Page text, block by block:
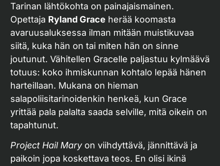
Tarinan lähtökohta on painajaismainen.
Opettaja Ryland Grace herää koomasta
avaruusaluksessa ilman mitään muistikuvaa
siitä, kuka hän on tai miten hän on sinne
joutunut. Vähitellen Gracelle paljastuu kylmäävä
totuus: koko ihmiskunnan kohtalo lepää hänen
harteillaan. Mukana on hieman
salapoliisitarinoidenkin henkeä, kun Grace
yrittää pala palalta saada selville, mitä oikein on
tapahtunut.
Project Hail Maryon viihdyttävä, jännittävä ja
paikoin jopa koskettava teos. En olisi ikinä